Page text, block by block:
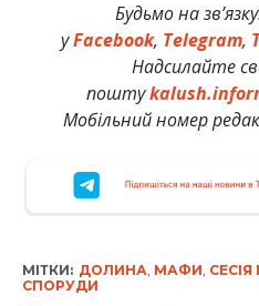
Будьмо на
уFacebook, Telegram,
Надсилайте
пошту
Мобільний номер
МІТКИ: ДОЛИНА МАФИ
СПОРУДИ